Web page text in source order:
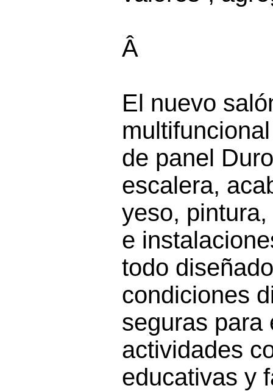
Â
El nuevo
de panel
escalera,
yeso,
e
todo
condiciones
seguras para
actividades
educativas y